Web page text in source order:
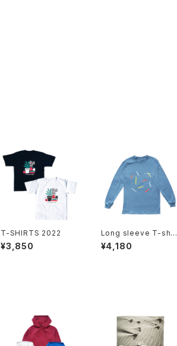
T-SHIRTS 2022
¥3,850
Long sleeve T-shirt
s
¥4,180